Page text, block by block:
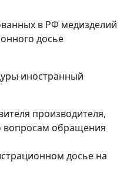
в РФ медизделий
досье
иностранный
производителя,
вопросам обращения
досье на